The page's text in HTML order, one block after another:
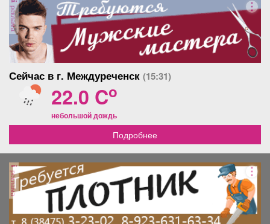
реклама
Сейчас в г. Междуреченск (15:31)
22.0 Co
небольшой дождь
Подробнее
реклама